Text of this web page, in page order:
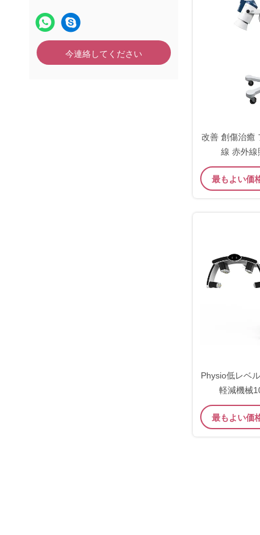
今連絡してください
改善 創傷治癒
線 赤外線
最もよい価
Physio低レベ
軽減機械
最もよい価